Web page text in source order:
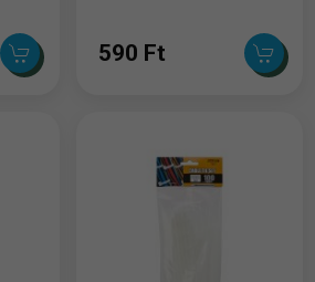
590 Ft